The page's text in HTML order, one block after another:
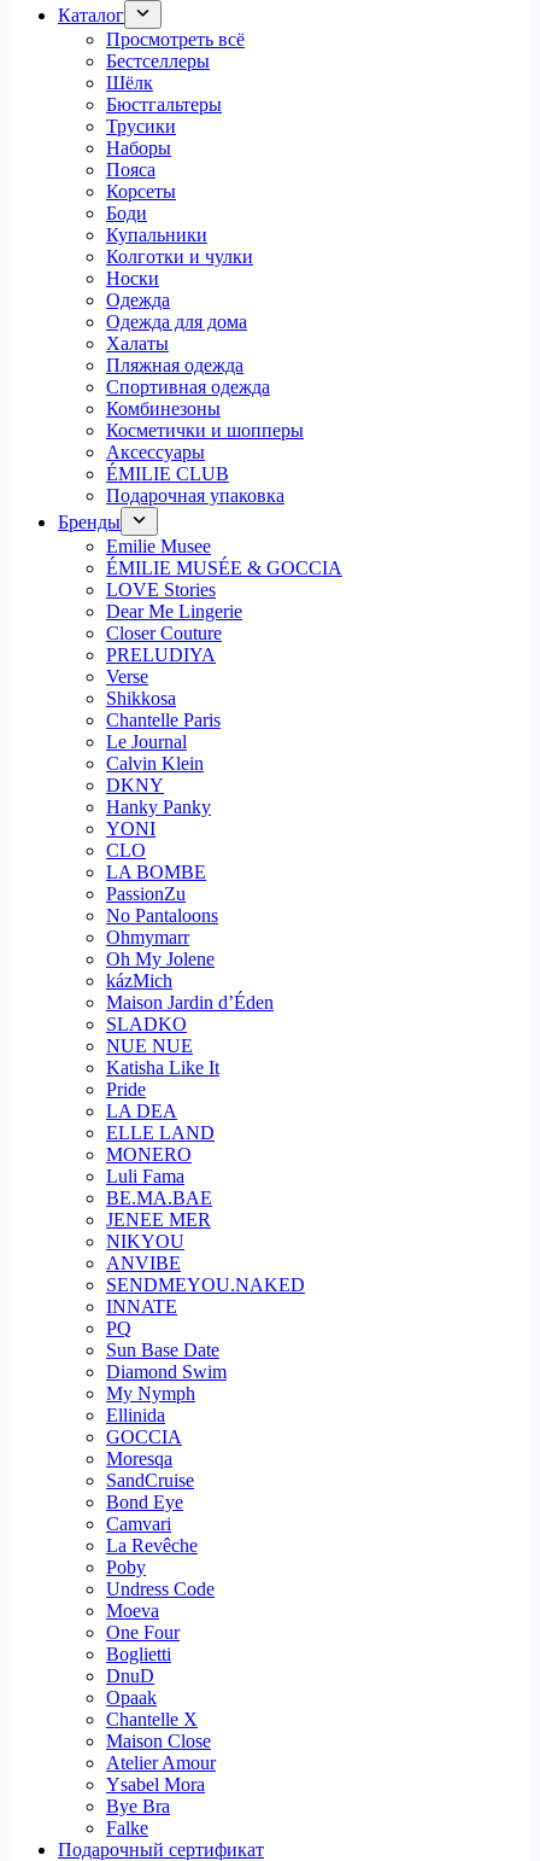
Каталог
Просмотреть всё
Бестселлеры
Шёлк
Бюстгальтеры
Трусики
Наборы
Пояса
Корсеты
Боди
Купальники
Колготки и чулки
Носки
Одежда
Одежда для дома
Халаты
Пляжная одежда
Спортивная одежда
Комбинезоны
Косметички и шопперы
Аксессуары
ÉMILIE CLUB
Подарочная упаковка
Бренды
Emilie Musee
ÉMILIE MUSÉE & GOCCIA
LOVE Stories
Dear Me Lingerie
Closer Couture
PRELUDIYA
Verse
Shikkosa
Chantelle Paris
Le Journal
Calvin Klein
DKNY
Hanky Panky
YONI
CLO
LA BOMBE
PassionZu
No Pantaloons
Ohmymarr
Oh My Jolene
kázMich
Maison Jardin d’Éden
SLADKO
NUE NUE
Katisha Like It
Pride
LA DEA
ELLE LAND
MONERO
Luli Fama
BE.MA.BAE
JENEE MER
NIKYOU
ANVIBE
SENDMEYOU.NAKED
INNATE
PQ
Sun Base Date
Diamond Swim
My Nymph
Ellinida
GOCCIA
Moresqa
SandCruise
Bond Eye
Camvari
La Revêche
Poby
Undress Code
Moeva
One Four
Boglietti
DnuD
Opaak
Chantelle X
Maison Close
Atelier Amour
Ysabel Mora
Bye Bra
Falke
Подарочный сертификат